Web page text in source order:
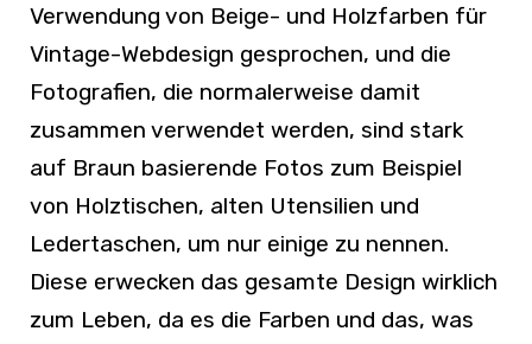
Verwendung von Beige- und Holzfarben für
Vintage-Webdesign gesprochen, und die
Fotografien, die normalerweise damit
zusammen verwendet werden, sind stark
auf Braun basierende Fotos zum Beispiel
von Holztischen, alten Utensilien und
Ledertaschen, um nur einige zu nennen.
Diese erwecken das gesamte Design wirklich
zum Leben, da es die Farben und das, was